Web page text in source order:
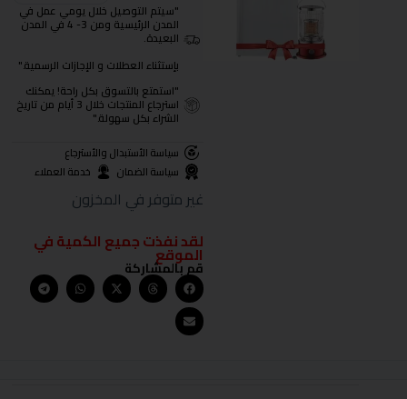
"سيتم التوصيل خلال يومي عمل في
المدن الرئيسية ومن 3- 4 في المدن
البعيدة.
بإستثناء العطلات و الإجازات الرسمية."
"استمتع بالتسوق بكل راحة! يمكنك
استرجاع المنتجات خلال 3 أيام من تاريخ
الشراء بكل سهولة."
سياسة الأستبدال والأسترجاع
سياسة الضمان
خدمة العملاء
غير متوفر في المخزون
لقد نفذت جميع الكمية في
الموقع
قم بالمشاركة